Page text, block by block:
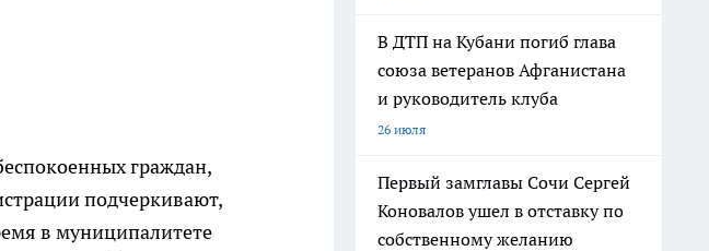
граждан,
подчеркивают,
в муниципалитете
В ДТП на Кубани погиб глава
союза ветеранов Афганистана
и руководитель клуба
26 июля
Первый замглавы Сочи Сергей
Коновалов ушел в отставку по
собственному желанию